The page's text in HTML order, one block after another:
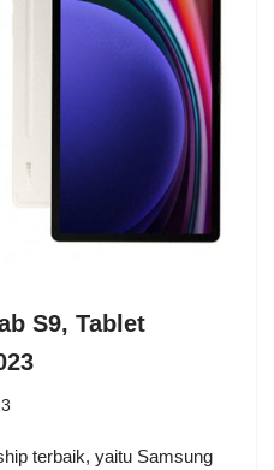
S9, Tablet
terbaik, yaitu Samsung